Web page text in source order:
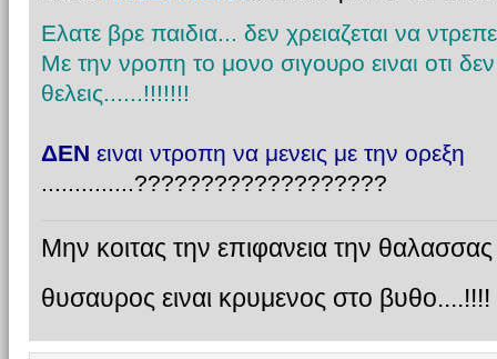
Ελατε βρε παιδια... δεν χρειαζεται να
Με την νροπη το μονο σιγουρο ειναι οτι
θελεις......!!!!!!!
ΔΕΝ ειναι ντροπη να μενεις με την ορεξη
..............???????????????????
Μην κοιτας την επιφανεια την θαλασσας
θυσαυρος ειναι κρυμενος στο βυθο....!!!!